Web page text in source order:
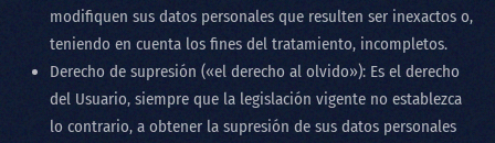
modifiquen sus datos personales que resulten ser inexactos o,
teniendo en cuenta los fines del tratamiento, incompletos.
Derecho de supresión («el derecho al olvido»): Es el derecho
del Usuario, siempre que la legislación vigente no establezca
lo contrario, a obtener la supresión de sus datos personales